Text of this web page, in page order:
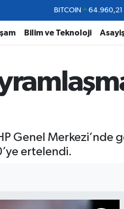
BITCOIN 64.960,21
GRAM ALTIN 6648.99
BİST100
Bilim ve Teknoloji
Genel
ertelendi.